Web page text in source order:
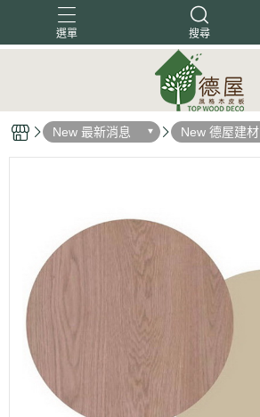
選單 搜尋
木箔藝術New 最新消息 New 德屋建材